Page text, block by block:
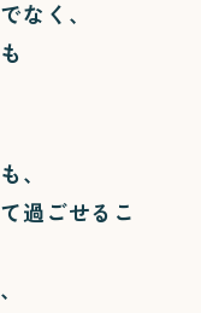
なく、
、
過ごせるこ